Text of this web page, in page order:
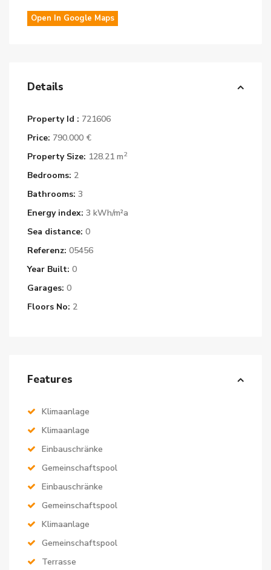
Open In Google Maps
Details
Property Id : 721606
Price: 790.000 €
Property Size: 128.21 m2
Bedrooms: 2
Bathrooms: 3
Energy index: 3 kWh/m²a
Sea distance: 0
Referenz: 05456
Year Built: 0
Garages: 0
Floors No: 2
Features
Klimaanlage
Klimaanlage
Einbauschränke
Gemeinschaftspool
Einbauschränke
Gemeinschaftspool
Klimaanlage
Gemeinschaftspool
Terrasse